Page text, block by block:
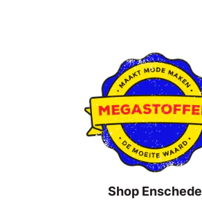
Shop Enschede